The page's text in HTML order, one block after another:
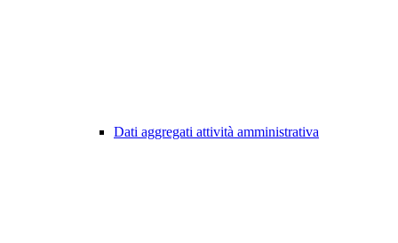
Dati aggregati attività amministrativa